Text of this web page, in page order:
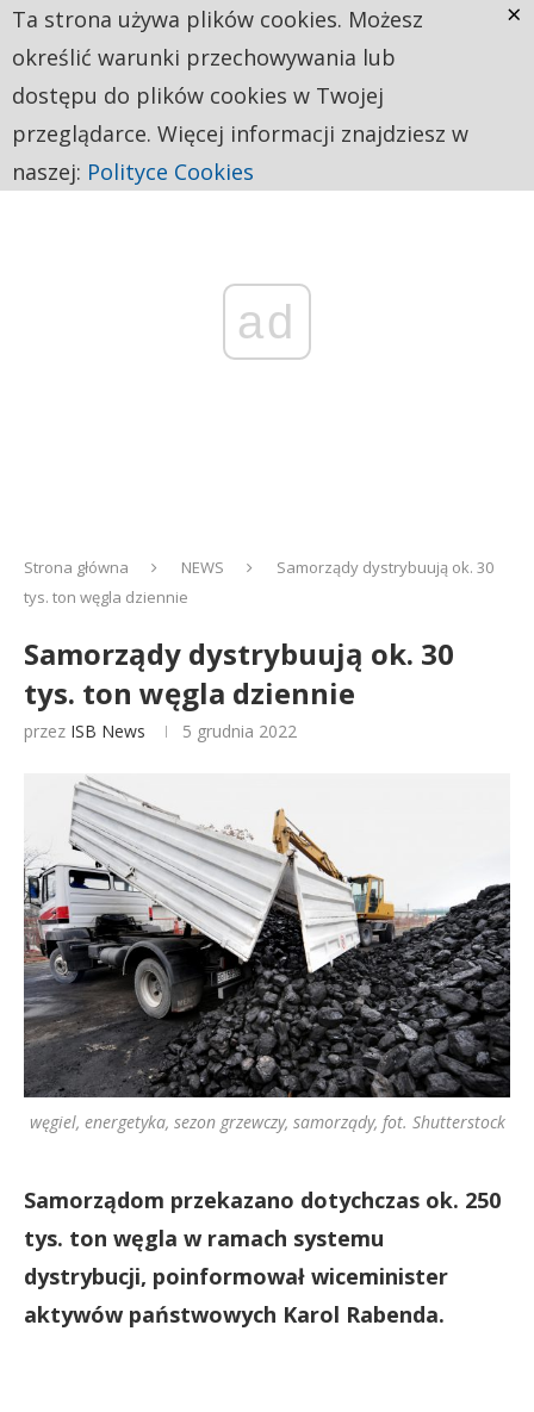
ad
Strona główna NEWS
Samorządy dystrybuują ok. 30
tys. ton węgla dziennie
Samorządy dystrybuują ok. 30
tys. ton węgla dziennie
przez ISB News 5 grudnia 2022
węgiel, energetyka, sezon grzewczy, samorządy, fot. Shutterstock
Samorządom przekazano dotychczas ok. 250
tys. ton węgla w ramach systemu
dystrybucji, poinformował wiceminister
aktywów państwowych Karol Rabenda.
Ta strona używa plików cookies. Możesz
określić warunki przechowywania lub
dostępu do plików cookies w Twojej
przeglądarce. Więcej informacji znajdziesz w
naszej: Polityce Cookies
×